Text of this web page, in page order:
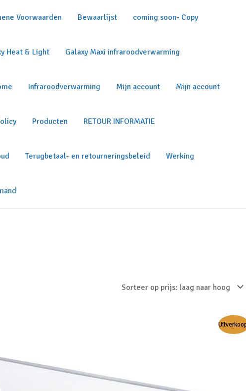
Voorwaarden Bewaarlijst coming soon- Copy
Heat & Light Galaxy Maxi infraroodverwarming
Infraroodverwarming Mijn account Mijn account
Producten RETOUR INFORMATIE
Terugbetaal- en retourneringsbeleid Werking